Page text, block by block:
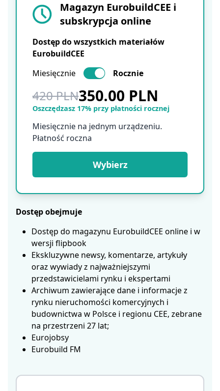
Magazyn EurobuildCEE i
subskrypcja online
Dostęp do wszystkich materiałów
EurobuildCEE
Miesięcznie
Rocznie
420 PLN350.00 PLN
Oszczędzasz 17% przy płatności rocznej
Miesięcznie na jednym urządzeniu.
Płatność roczna
Wybierz
Dostęp obejmuje
Dostęp do magazynu EurobuildCEE online i w
wersji flipbook
Ekskluzywne newsy, komentarze, artykuły
oraz wywiady z najważniejszymi
przedstawicielami rynku i ekspertami
Archiwum zawierające dane i informacje z
rynku nieruchomości komercyjnych i
budownictwa w Polsce i regionu CEE, zebrane
na przestrzeni 27 lat;
Eurojobsy
Eurobuild FM